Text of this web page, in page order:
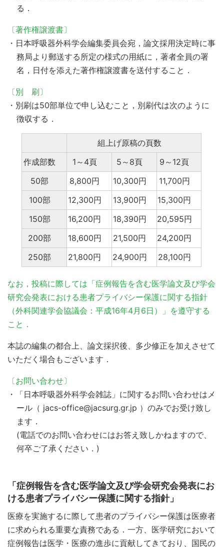
る．
〔著作権譲渡書〕
・日本呼吸器外科学会編集委員会宛，論文採用決定時に事
務局より郵送する所定の様式の用紙に，著者全員の署
名，日付を添えた著作権譲渡書を送付すること．
〔別 刷〕
・別刷は50部単位で申し込むこと，別刷代は次のように
徴収する．
組上げ原稿の頁数
作成部数
1～4頁 5～8頁
9～12頁
50部
8,800円 10,300円
11,700円
100部
12,300円 13,900円
15,300円
150部
16,200円 18,390円
20,595円
200部
18,600円 21,500円
24,200円
250部
21,800円 24,900円 28,100円
なお，投稿に際しては「症例報告を含む医学論文及び学会
研究会発表における患者プライバシー保護に関する指針
（外科関連学会協議会：平成16年4月6日）」を遵守する
こと．
本誌の編集の都合上、論文採択後、多少修正を加えさせて
いただく場合もございます．
〔お問い合わせ〕
・「日本呼吸器外科学会雑誌」に関するお問い合わせはメ
ール（ jacs-office@jacsurg.gr.jp ）のみでお受け致し
ます．
(電話でのお問い合わせにはお答え致しかねますので、
何卒ご了承ください．)
「症例報告を含む医学論文及び学会研究会発表にお
ける患者プライバシー保護に関する指針」
医療を実施するに際して患者のプライバシー保護は医療者
に求められる重要な責務である．一方、医学研究において
症例報告は医学・医療の進歩に貢献してきており、国民の